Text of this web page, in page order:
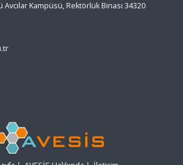
Kampüsü, Rektörlük Binası 34320